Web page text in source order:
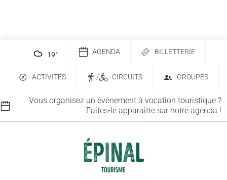
19° AGENDA BILLETTERIE
ACTIVITÉS / CIRCUITS GROUPES
Vous organisez un événement à vocation touristique ?
Faites-le apparaitre sur notre agenda !